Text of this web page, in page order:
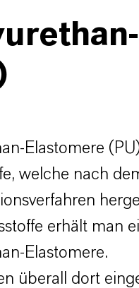
Elastomere
welche nach
erhält man
Elastomere.
überall dort